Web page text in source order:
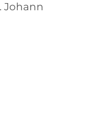
Johann